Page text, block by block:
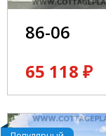
86-06
65 118 ₽